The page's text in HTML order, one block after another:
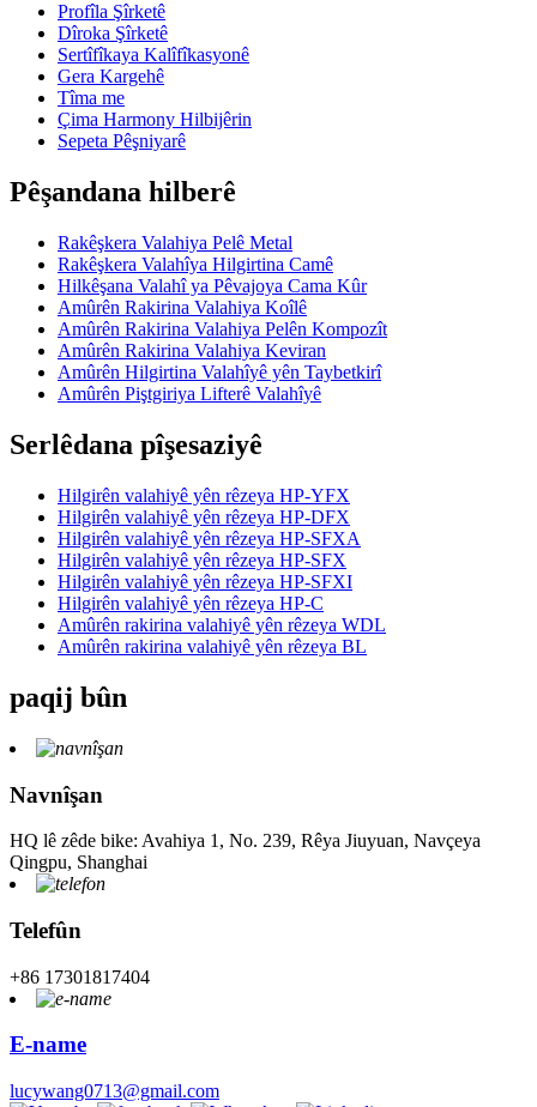
Profîla Şîrketê
Dîroka Şîrketê
Sertîfîkaya Kalîfîkasyonê
Gera Kargehê
Tîma me
Çima Harmony Hilbijêrin
Sepeta Pêşniyarê
Pêşandana hilberê
Rakêşkera Valahiya Pelê Metal
Rakêşkera Valahîya Hilgirtina Camê
Hilkêşana Valahî ya Pêvajoya Cama Kûr
Amûrên Rakirina Valahiya Koîlê
Amûrên Rakirina Valahiya Pelên Kompozît
Amûrên Rakirina Valahiya Keviran
Amûrên Hilgirtina Valahîyê yên Taybetkirî
Amûrên Piştgiriya Lifterê Valahîyê
Serlêdana pîşesaziyê
Hilgirên valahiyê yên rêzeya HP-YFX
Hilgirên valahiyê yên rêzeya HP-DFX
Hilgirên valahiyê yên rêzeya HP-SFXA
Hilgirên valahiyê yên rêzeya HP-SFX
Hilgirên valahiyê yên rêzeya HP-SFXI
Hilgirên valahiyê yên rêzeya HP-C
Amûrên rakirina valahiyê yên rêzeya WDL
Amûrên rakirina valahiyê yên rêzeya BL
paqij bûn
Navnîşan
HQ lê zêde bike: Avahiya 1, No. 239, Rêya Jiuyuan, Navçeya
Qingpu, Shanghai
Telefûn
+86 17301817404
E-name
lucywang0713@gmail.com